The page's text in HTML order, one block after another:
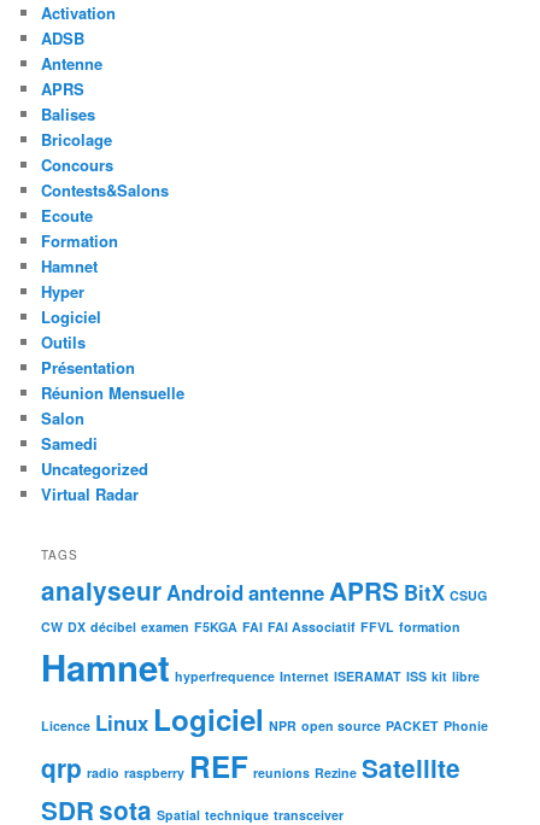
Activation
ADSB
Antenne
APRS
Balises
Bricolage
Concours
Contests&Salons
Ecoute
Formation
Hamnet
Hyper
Logiciel
Outils
Présentation
Réunion Mensuelle
Salon
Samedi
Uncategorized
Virtual Radar
TAGS
analyseur Androidantenne APRS BitX CSUG
CW DX décibel examen F5KGA FAI FAI Associatif FFVL formation
Hamnet hyperfrequence Internet ISERAMAT ISS kit libre
Licence Linux Logiciel NPR open source PACKET Phonie
qrp radio raspberry REF reunions Rezine Satellite
SDRsota Spatial technique transceiver